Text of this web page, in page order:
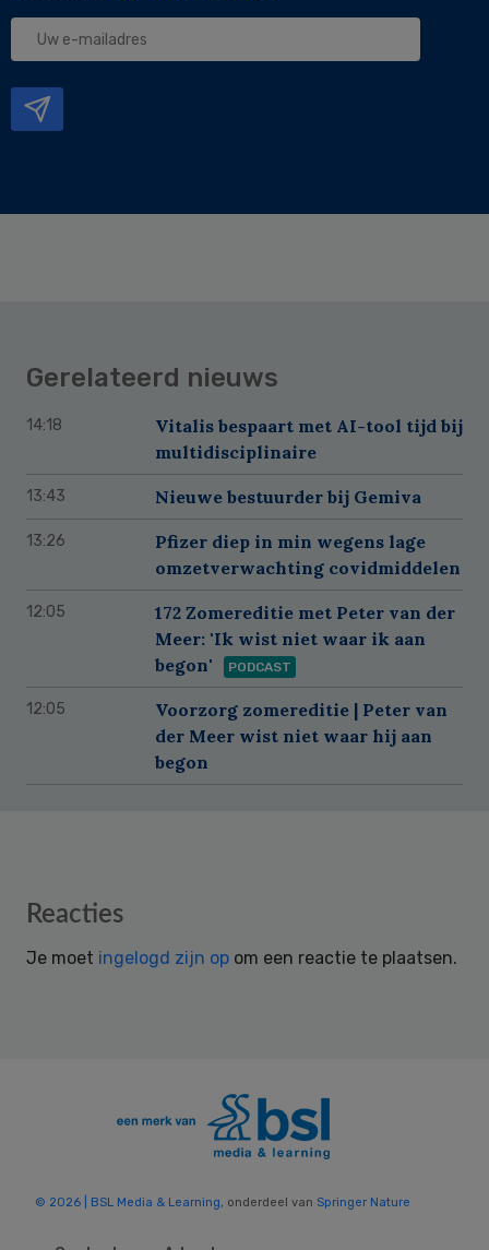
Uw
Gerelateerd nieuws
14:18
Vitalis bespaart met AI-tool tijd bij
multidisciplinaire
13:43 Nieuwe bestuurder bij Gemiva
13:26
Pfizer diep in min wegens lage
omzetverwachting covidmiddelen
12:05
172 Zomereditie met Peter van der
Meer: 'Ik wist niet waar ik aan
begon'
PODCAST
12:05
Voorzorg zomereditie | Peter van
der Meer wist niet waar hij aan
begon
Reader
Reacties
Je moet ingelogd zijn op om een reactie te plaatsen.
© 2026 | BSL Media & Learning , onderdeel van Springer Nature